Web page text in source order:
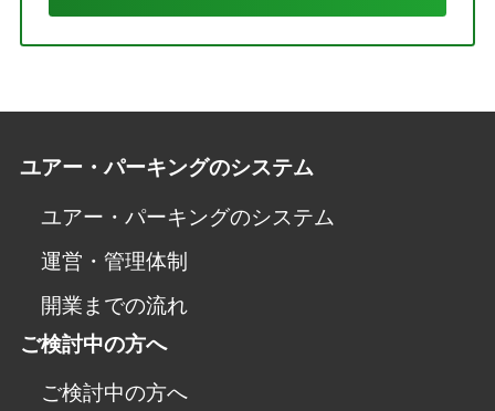
ユアー・パーキングのシステム
ユアー・パーキングのシステム
運営・管理体制
開業までの流れ
ご検討中の方へ
ご検討中の方へ